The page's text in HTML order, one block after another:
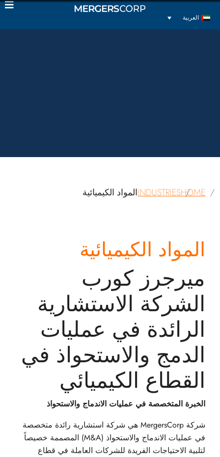
العربية
HOME
INDUSTRIESالمواد الكيميائية
المواد الكيميائية
ميرجرز كورب
الشركة الاستشارية
الرائدة في عمليات
الدمج والاستحواذ في
القطاع الكيميائي
الخبرة المتخصصة في عمليات الاندماج والاستحواذ
شركة MergersCorp هي شركة استشارية رائدة متخصصة
في عمليات الاندماج والاستحواذ (M&A) المصممة خصيصاً
لتلبية الاحتياجات الفريدة للشركات العاملة في قطاع